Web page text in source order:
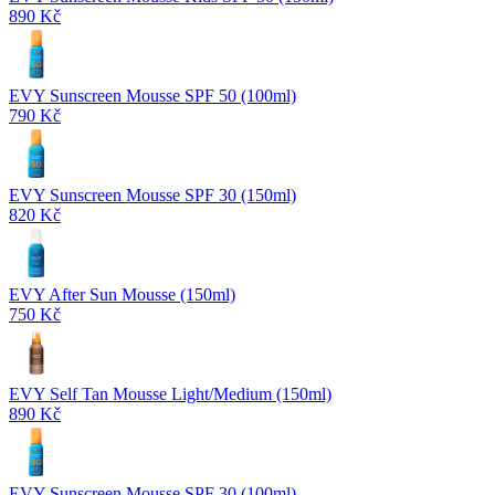
890 Kč
EVY Sunscreen Mousse SPF 50 (100ml)
790 Kč
EVY Sunscreen Mousse SPF 30 (150ml)
820 Kč
EVY After Sun Mousse (150ml)
750 Kč
EVY Self Tan Mousse Light/Medium (150ml)
890 Kč